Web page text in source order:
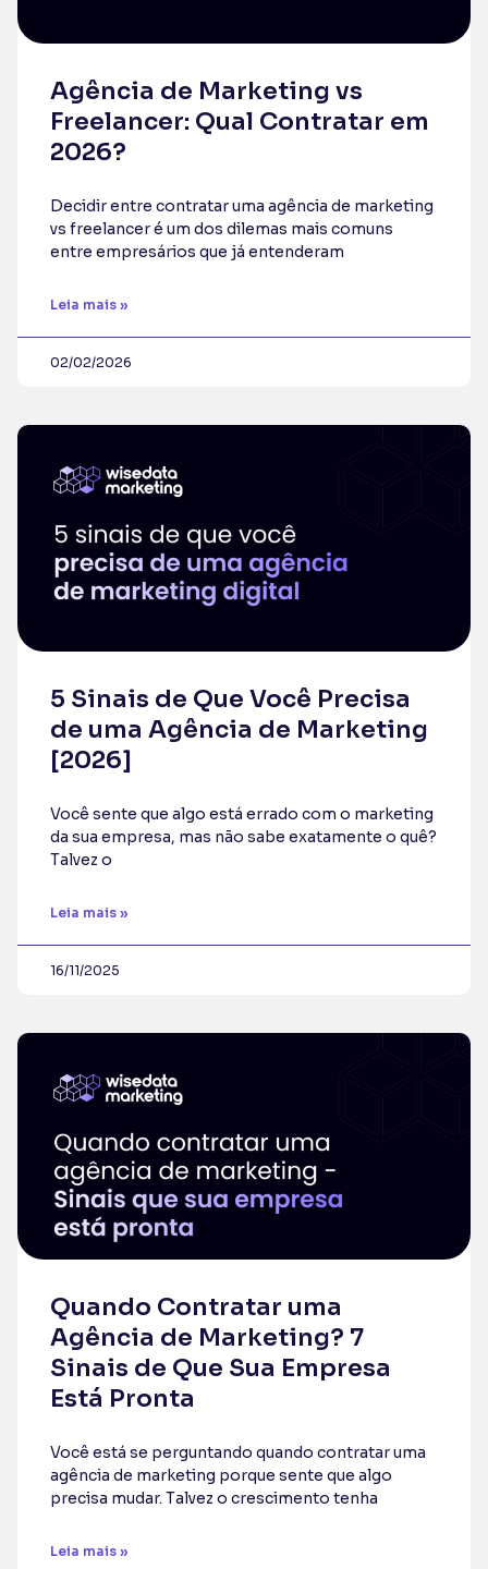
Agência de Marketing vs
Freelancer: Qual Contratar em
2026?
Decidir entre contratar uma agência de marketing
vs freelancer é um dos dilemas mais comuns
entre empresários que já entenderam
Leia mais »
02/02/2026
5 Sinais de Que Você Precisa
de uma Agência de Marketing
[2026]
Você sente que algo está errado com o marketing
da sua empresa, mas não sabe exatamente o quê?
Talvez o
Leia mais »
16/11/2025
Quando Contratar uma
Agência de Marketing? 7
Sinais de Que Sua Empresa
Está Pronta
Você está se perguntando quando contratar uma
agência de marketing porque sente que algo
precisa mudar. Talvez o crescimento tenha
Leia mais »